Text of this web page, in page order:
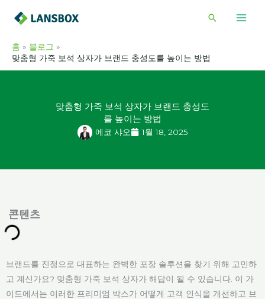
검
홈
블로그
맞춤형 가죽 보석 상자가 브랜드 충성도를 높이는 방법
맞춤형 가죽 보석 상자가 브랜드 충성도
를 높이는 방법
에코 샤오 1월 18, 2025
텐츠
브랜드를 진정으로 대표하는 완벽한 포장 솔루션을 찾기 위해 고민하
고 계신가요? 맞춤형 가죽 보석 상자가 해답이 될 수 있습니다. 이 가
이드에서는 이러한 프리미엄 박스가 어떻게 고객 인식을 개선하고 브